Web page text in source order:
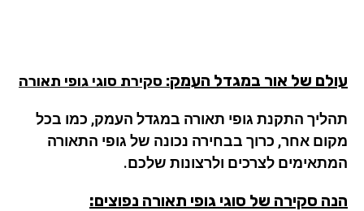
של אור במגדל העמק: סקירת סוגי גופי תאורה
התקנת גופי תאורה במגדל העמק, כמו בכל
אחר, כרוך בבחירה נכונה של גופי התאורה
לצרכים ולרצונות שלכם.
סקירה של סוגי גופי תאורה נפוצים: